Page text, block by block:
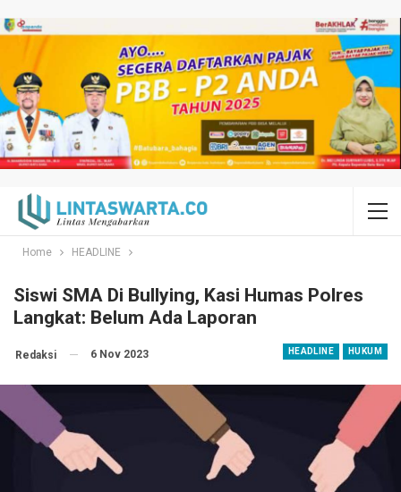
Home HEADLINE
Siswi SMA Di Bullying, Kasi Humas Polres
Langkat: Belum Ada Laporan
HEADLINE HUKUM
Redaksi 6 Nov 2023